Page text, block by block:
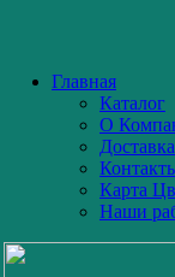
Главная
Каталог
О
Доставка
Карта
Наши